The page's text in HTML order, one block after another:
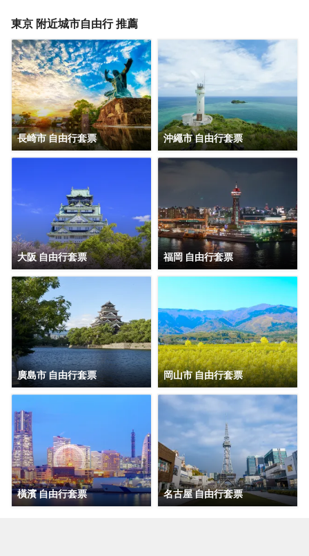
東京 附近城市自由行 推薦
長崎市 自由行套票 沖繩市 自由行套票
大阪 自由行套票 福岡 自由行套票
廣島市 自由行套票 岡山市 自由行套票
橫濱 自由行套票 名古屋 自由行套票